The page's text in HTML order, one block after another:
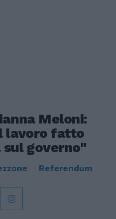
Meloni:
lavoro fatto
sul governo"
Referendum